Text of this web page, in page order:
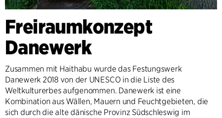
Freiraumkonzept
Danewerk
Zusammen mit Haithabu wurde das Festungswerk
Danewerk 2018 von der UNESCO in die Liste des
Weltkulturerbes aufgenommen. Danewerk ist eine
Kombination aus Wällen, Mauern und Feuchtgebieten, die
sich durch die alte dänische Provinz Südschleswig im